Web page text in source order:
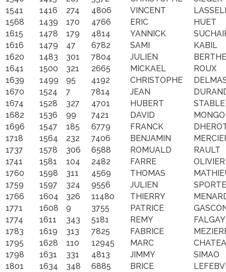
1541
1416 274 4806 VINCENT
1568
1439 170 4766 ERIC
HUET
1615
1478 179 4814 YANNICK
1616
1479 47 6782 SAMI
KABIL
1620
1483 301 7804 JULIEN
1641
1500 321 2665 MICKAEL
ROUX
1639
1499 95 4192 CHRISTOPHE
1670
1524 7 7814 JEAN
1674
1528 327 4701 HUBERT
STABLE
1682
1536 99 7421 DAVID
1696
1547 185 6779 FRANCK
1718
1564 232 7406 BENJAMIN
1737
1578 306 6588 ROMUALD
RAULT
1741
1581 104 2482 FARRE
OLIVIER
1760
1598 311 4569 THOMAS
1759
1597 324 9556 JULIEN
1766
1604 326 11480 THIERRY
1771
1608 9 3755 PATRICE
1774
1611 343 5181 REMY
1783
1619 313 7825 FABRICE
1795
1628 110 12945 MARC
1798
1631 331 4813 JIMMY
SIMAO
1801
1634 348 6885 BRICE